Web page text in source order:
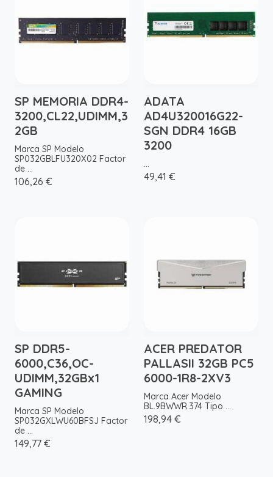
SP MEMORIA DDR4-
3200,CL22,UDIMM,3
2GB
Marca SP Modelo
SP032GBLFU320X02 Factor
de ...
106,26 €
ADATA
AD4U320016G22-
SGN DDR4 16GB
3200
...
49,41 €
SP DDR5-
6000,C36,OC-
UDIMM,32GBx1
GAMING
Marca SP Modelo
SP032GXLWU60BFSJ Factor
de ...
149,77 €
ACER PREDATOR
PALLASII 32GB PC5
6000-1R8-2XV3
Marca Acer Modelo
BL.9BWWR.374 Tipo ...
198,94 €